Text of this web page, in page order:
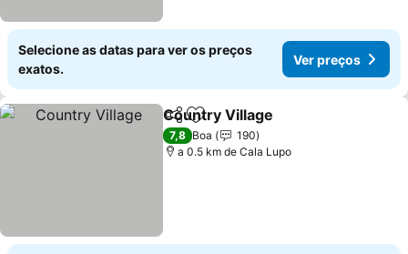
Selecione as datas para ver os preços
exatos.
Ver preços
PartilharAdicionar aos favoritos
Country Village
7,8 Boa
190
a 0.5 km de Cala Lupo